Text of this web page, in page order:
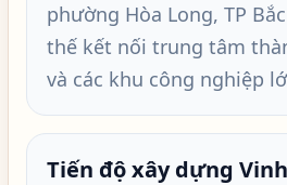
phường Hòa Long, TP
thế kết nối trung tâm
và các khu công nghiệp
Tiến độ xây dựng